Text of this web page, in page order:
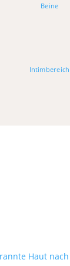
Beine
Intimbereich